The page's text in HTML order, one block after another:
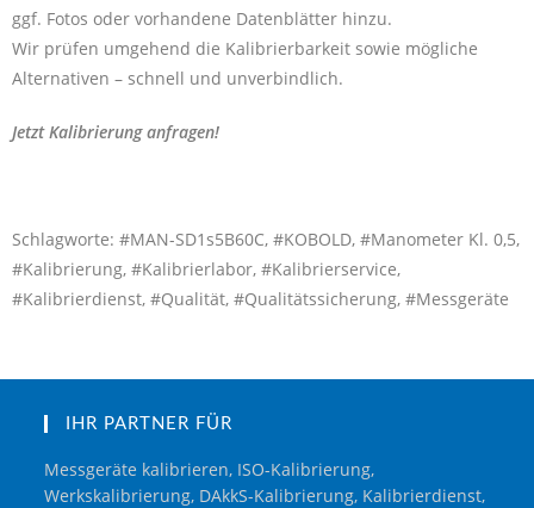
ggf. Fotos oder vorhandene Datenblätter hinzu.
Wir prüfen umgehend die Kalibrierbarkeit sowie mögliche
Alternativen – schnell und unverbindlich.
Jetzt Kalibrierung anfragen!
Schlagworte: #MAN-SD1s5B60C, #KOBOLD, #Manometer Kl. 0,5,
#Kalibrierung, #Kalibrierlabor, #Kalibrierservice,
#Kalibrierdienst, #Qualität, #Qualitätssicherung, #Messgeräte
IHR PARTNER FÜR
Messgeräte kalibrieren, ISO-Kalibrierung,
Werkskalibrierung, DAkkS-Kalibrierung, Kalibrierdienst,